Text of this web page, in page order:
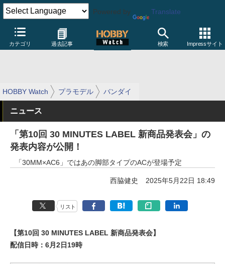
Powered by Translate
カテゴリ 過去記事 検索 Impressサイト
HOBBY Watch プラモデル バンダイ
ニュース
「第10回 30 MINUTES LABEL 新商品発表会」の
発表内容が公開！
「30MM×AC6」ではあの脚部タイプのACが登場予定
西脇健史 2025年5月22日 18:49
リスト
【第10回 30 MINUTES LABEL 新商品発表会】
配信日時：6月2日19時